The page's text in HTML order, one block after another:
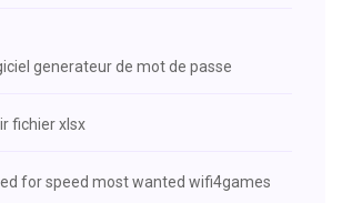
generateur de mot de passe
fichier xlsx
for speed most wanted wifi4games